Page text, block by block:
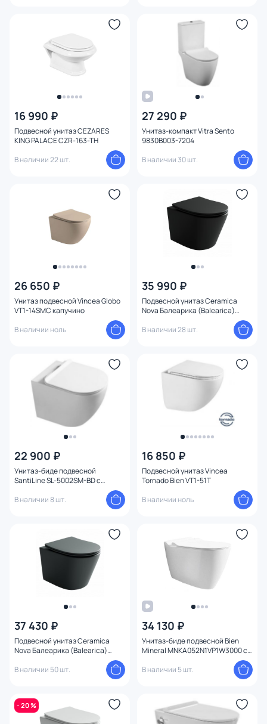
16 990 ₽
Подвесной унитаз CEZARES
KING PALACE CZR-163-TH
В наличии 22 шт.
27 290 ₽
Унитаз-компакт Vitra Sento
9830B003-7204
В наличии 30 шт.
26 650 ₽
Унитаз подвесной Vincea Globo
VT1-14SMC капучино
В наличии ноль
35 990 ₽
Подвесной унитаз Ceramica
Nova Балеарика (Balearica)
микролифтом
В наличии 28 шт.
22 900 ₽
Унитаз-биде подвесной
SantiLine SL-5002SM-BD с
В наличии 8 шт.
16 850 ₽
Подвесной унитаз Vincea
Tornado Bien VT1-51T
В наличии ноль
37 430 ₽
Подвесной унитаз Ceramica
Nova Балеарика (Balearica)
микролифтом
В наличии 50 шт.
34 130 ₽
Унитаз-биде подвесной Bien
Mineral MNKA052N1VP1W3000 с
В наличии 5 шт.
- 20 %